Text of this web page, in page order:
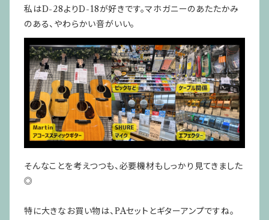
私はD-28よりD-18が好きです。マホガニーのあたたかみ
のある、やわらかい音がいい。
そんなことを考えつつも、必要機材もしっかり見てきました
◎
特に大きなお買い物は、PAセットとギターアンプですね。